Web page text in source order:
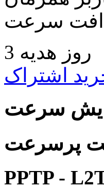
افت سرعت
3 روز هدیه
اشتراک
سرعت
پرسرعت
PPTP -